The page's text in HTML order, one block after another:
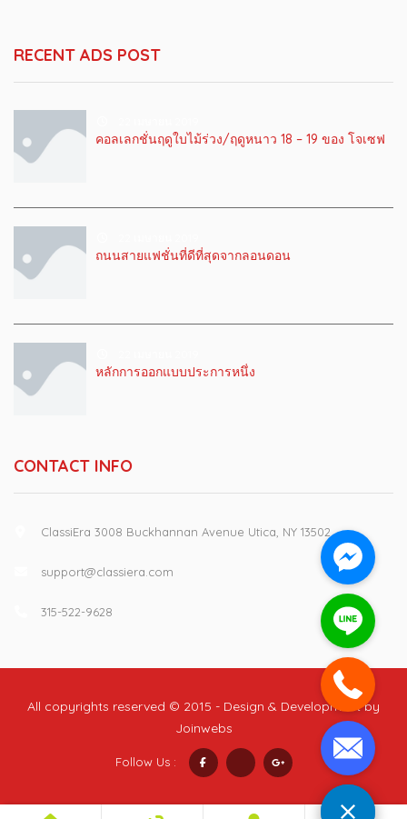
RECENT ADS POST
คอลเลกชั่นฤดูใบไม้ร่วง/ฤดูหนาว 18 – 19 ของ โจเซฟ
ถนนสายแฟชั่นที่ดีที่สุดจากลอนดอน
หลักการออกแบบประการหนึ่ง
CONTACT INFO
ClassiEra 3008 Buckhannan Avenue Utica, NY 13502
support@classiera.com
315-522-9628
All copyrights reserved © 2015 - Design & Development by
Joinwebs
Follow Us :